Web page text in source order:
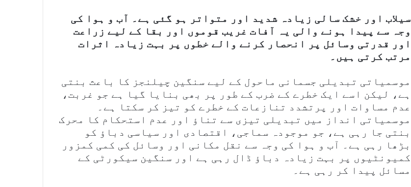
سیلاب اور خشک سالی زیادہ شدید اور متواتر ہو گئی ہے۔ آب و ہوا کی
وجہ سے پیدا ہونے والی یہ آفات غریب قوموں اور بقا کے لیے زراعت
اور قدرتی وسائل پر انحصار کرنے والے خطوں پر بہت زیادہ اثرات
مرتب کرتی ہیں۔
موسمیاتی تبدیلی جسمانی ماحول کے لیے سنگین چیلنجز کا باعث بنتی
ہے، لیکن اسے ایک خطرے کے ضرب کے طور پر بھی بنایا گیا ہے جو غربت،
عدم مساوات اور پرتشدد تنازعات کے خطرے کو تیز کر سکتا ہے۔
موسمیاتی انداز میں تبدیلی تیزی سے تناؤ اور عدم استحکام کا محرک
بنتی جا رہی ہے، جو موجودہ سماجی، اقتصادی اور سیاسی دباؤ کو
بڑھا رہی ہے۔ آب و ہوا کی وجہ سے نقل مکانی اور وسائل کی کمی کمزور
کمیونٹیوں پر بہت زیادہ دباؤ ڈال رہی ہے اور سنگین سیکورٹی کے
مسائل پیدا کر رہی ہے۔